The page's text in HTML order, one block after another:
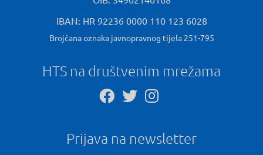
IBAN: HR 92236 0000 110 123 6028
Brojčana oznaka javnopravnog tijela 251-795
HTS na društvenim mrežama
Prijava na newsletter